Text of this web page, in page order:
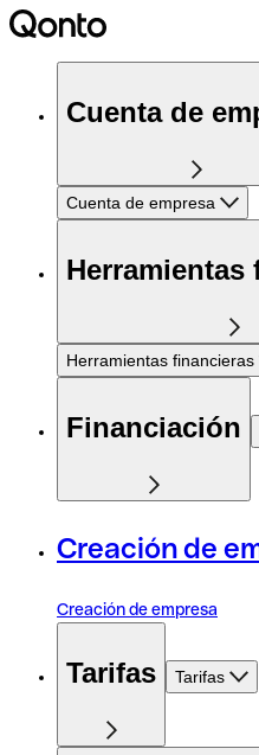
Cuenta de
Cuenta de empresa
Herramientas
Herramientas financieras
Financiación
Creación de
Creación de empresa
Tarifas Tarifas